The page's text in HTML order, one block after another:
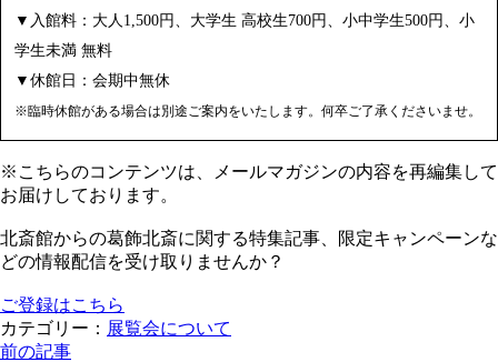
▼入館料：大人1,500円、大学生 高校生700円、小中学生500円、小
学生未満 無料
▼休館日：会期中無休
※臨時休館がある場合は別途ご案内をいたします。何卒ご了承くださいませ。
※こちらのコンテンツは、メールマガジンの内容を再編集して
お届けしております。
北斎館からの葛飾北斎に関する特集記事、限定キャンペーンな
どの情報配信を受け取りませんか？
ご登録はこちら
カテゴリー： 展覧会について
前の記事